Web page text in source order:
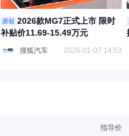
原创
2026款MG7正式上市 限时
补贴价11.69-15.49万元
搜狐汽车 2026-01-07 14:53
指导价